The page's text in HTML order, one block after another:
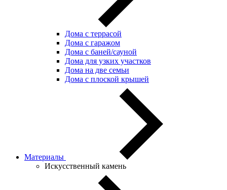
Дома с террасой
Дома с гаражом
Дома с баней/сауной
Дома для узких участков
Дома на две семьи
Дома с плоской крышей
Материалы
Искусственный камень